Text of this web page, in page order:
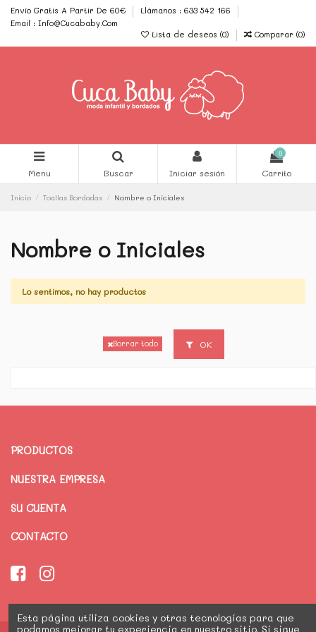
Envío Gratis A Partir De 60€
Llámanos : 633 542 166
Email : Info@Cucababy.Com
Lista de deseos (0) Comparar (0)
Menu Buscar Iniciar sesión
0
Carrito
Inicio Toallas Bordadas Nombre o Iniciales
Nombre o Iniciales
Lo sentimos, no hay productos
Borrar todo OK
PRODUCTOS
NUESTRA EMPRESA
SU CUENTA
CONTACTO
Esta página utiliza cookies y otras tecnologías para que
podamos mejorar tu experiencia en nuestro sitio. Si sigue